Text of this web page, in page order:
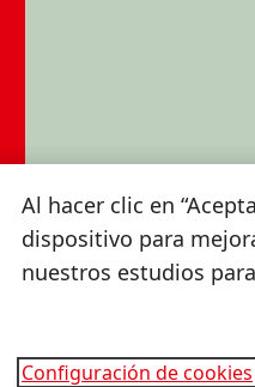
Al hacer clic en
dispositivo para
nuestros estudios
Configuración de cookies